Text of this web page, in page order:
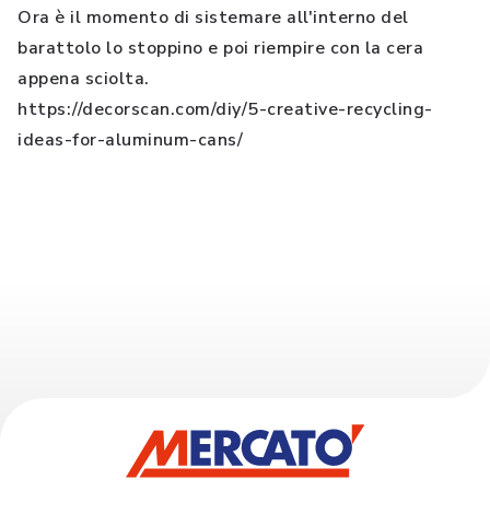
Ora è il momento di sistemare all'interno del
barattolo lo stoppino e poi riempire con la cera
appena sciolta.
https://decorscan.com/diy/5-creative-recycling-
ideas-for-aluminum-cans/